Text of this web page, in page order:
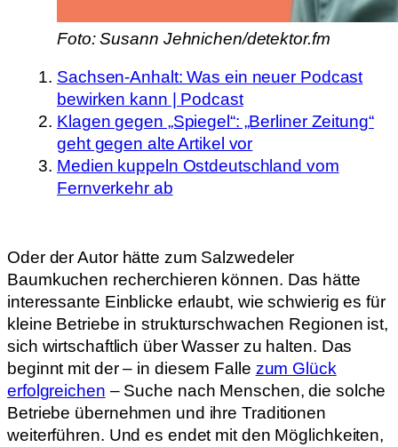
Foto: Susann Jehnichen/detektor.fm
Sachsen-Anhalt: Was ein neuer Podcast
bewirken kann | Podcast
Klagen gegen „Spiegel“: „Berliner Zeitung“
geht gegen alte Artikel vor
Medien kuppeln Ostdeutschland vom
Fernverkehr ab
Oder der Autor hätte zum Salzwedeler
Baumkuchen recherchieren können. Das hätte
interessante Einblicke erlaubt, wie schwierig es für
kleine Betriebe in strukturschwachen Regionen ist,
sich wirtschaftlich über Wasser zu halten. Das
beginnt mit der – in diesem Falle zum Glück
erfolgreichen – Suche nach Menschen, die solche
Betriebe übernehmen und ihre Traditionen
weiterführen. Und es endet mit den Möglichkeiten,